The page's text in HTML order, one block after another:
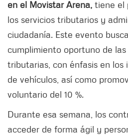
en el Movistar Arena, tiene el
los servicios tributarios y
ciudadanía. Este evento
cumplimiento oportuno de
tributarias, con énfasis en los
de vehículos, así como
voluntario del 10 %.
Durante esa semana, los
acceder de forma ágil y